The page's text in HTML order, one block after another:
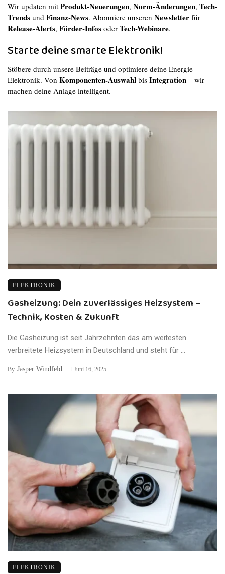
Wir updaten mit Produkt-Neuerungen, Norm-Änderungen, Tech-
Trends und Finanz-News. Abonniere unseren Newsletter für
Release-Alerts, Förder-Infos oder Tech-Webinare.
Starte deine smarte Elektronik!
Stöbere durch unsere Beiträge und optimiere deine Energie-
Elektronik. Von Komponenten-Auswahl bis Integration – wir
machen deine Anlage intelligent.
ELEKTRONIK
Gasheizung: Dein zuverlässiges Heizsystem –
Technik, Kosten & Zukunft
Die Gasheizung ist seit Jahrzehnten das am weitesten
verbreitete Heizsystem in Deutschland und steht für ...
By Jasper Windfeld Juni 16, 2025
ELEKTRONIK